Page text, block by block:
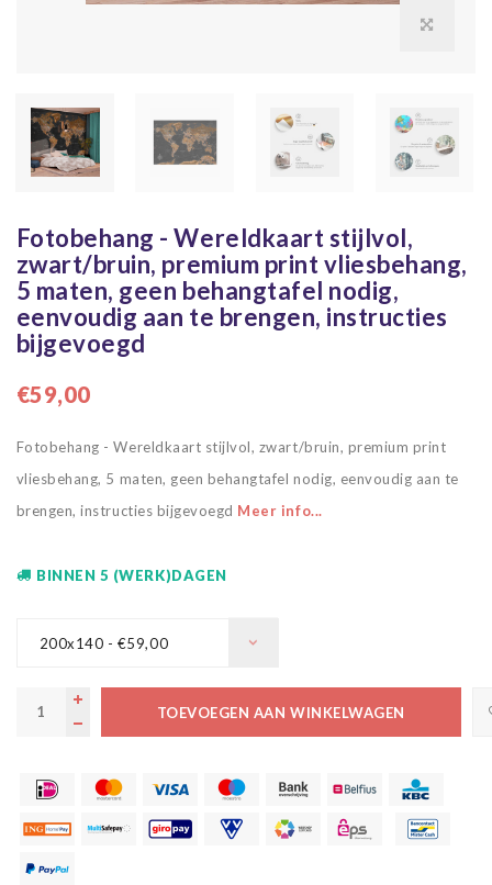
Fotobehang - Wereldkaart stijlvol,
zwart/bruin, premium print vliesbehang,
5 maten, geen behangtafel nodig,
eenvoudig aan te brengen, instructies
bijgevoegd
€59,00
Fotobehang - Wereldkaart stijlvol, zwart/bruin, premium print
vliesbehang, 5 maten, geen behangtafel nodig, eenvoudig aan te
brengen, instructies bijgevoegd Meer info...
BINNEN 5 (WERK)DAGEN
200x140 - €59,00
TOEVOEGEN AAN WINKELWAGEN